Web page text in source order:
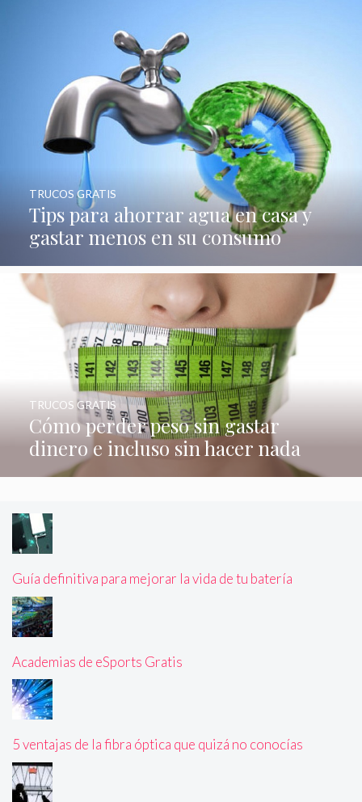
Tips para ahorrar agua en casa y
gastar menos en su consumo
TRUCOS GRATIS
Cómo perder peso sin gastar
dinero e incluso sin hacer nada
TRUCOS GRATIS
Guía definitiva para mejorar la vida de tu batería
Academias de eSports Gratis
5 ventajas de la fibra óptica que quizá no conocías